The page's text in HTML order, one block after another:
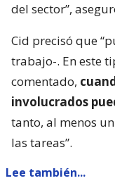
del sector”,
Cid precisó que
trabajo-. En este
comentado,
involucrados
tanto, al menos
las tareas”.
Lee también...